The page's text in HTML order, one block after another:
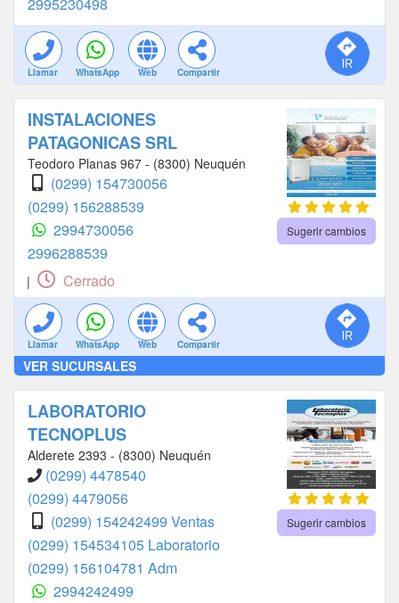
2995230498
Llamar WhatsApp Web Compartir
INSTALACIONES
PATAGONICAS SRL
Teodoro Planas 967 - (8300) Neuquén
(0299) 154730056
(0299) 156288539
2994730056
2996288539
Sugerir cambios
| Cerrado
Llamar WhatsApp Web Compartir
VER SUCURSALES
LABORATORIO
TECNOPLUS
Alderete 2393 - (8300) Neuquén
(0299) 4478540
(0299) 4479056
(0299) 154242499 Ventas
(0299) 154534105 Laboratorio
(0299) 156104781 Adm
2994242499
Sugerir cambios